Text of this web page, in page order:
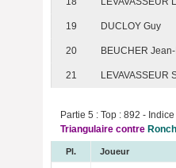
19 DUCLOY Guy
20 BEUCHER
21 LEVAVASSEUR
Partie 5 : Top : 892 -
Triangulaire contre
Pl. Joueur